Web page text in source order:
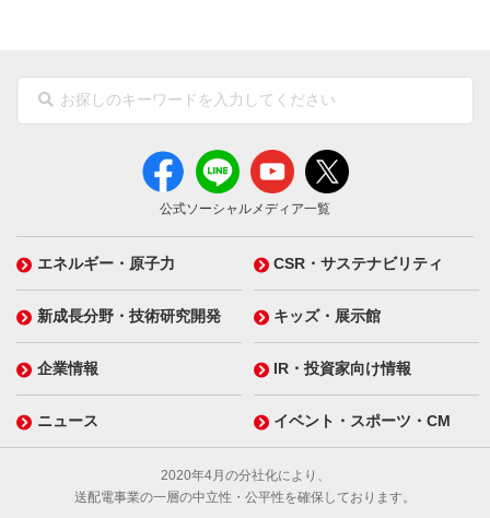
公式ソーシャルメディア一覧
エネルギー・原子力 CSR・サステナビリティ
新成長分野・技術研究開発 キッズ・展示館
企業情報 IR・投資家向け情報
ニュース イベント・スポーツ・CM
2020年4月の分社化により、
送配電事業の一層の中立性・公平性を確保しております。